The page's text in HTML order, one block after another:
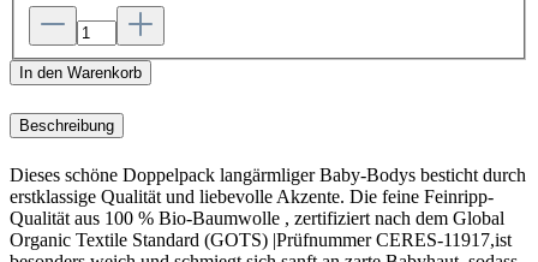
In den Warenkorb
Beschreibung
Dieses schöne Doppelpack langärmliger Baby-Bodys besticht durch
erstklassige Qualität und liebevolle Akzente. Die feine Feinripp-
Qualität aus 100 % Bio-Baumwolle , zertifiziert nach dem Global
Organic Textile Standard (GOTS) |Prüfnummer CERES-11917,ist